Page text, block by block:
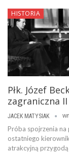
HISTORIA
Płk. Józef
zagraniczna II
JACEK MATYSIAK
Próba spojrzenia na
ostatniego
atrakcyjną